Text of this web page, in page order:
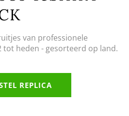
van professionele
tot heden - gesorteerd op land.
REPLICA